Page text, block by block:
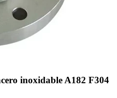
inoxidable A182 F304